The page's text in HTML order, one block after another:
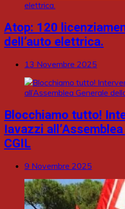
Atop: 120
dell’auto elettrica.
13 Novembre 2025
Blocchiamo tutto!
Iavazzi
CGIL
9 Novembre 2025